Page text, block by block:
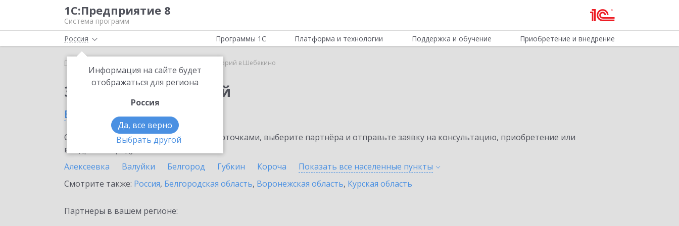
1С:Предприятие 8
Система программ
Россия
Информация на сайте будет
отображаться для региона
Россия
Да, все верно
Выбрать другой
Программы 1С Платформа и технологии Поддержка и обучение Приобретение и внедрение
Главная 1С:Лекторий в Шебекино
Заказать 1С:Лекторий
в Шебекино
Ознакомьтесь с информационными карточками, выберите партнёра и отправьте заявку на консультацию, приобретение или
внедрение продукта.
Алексеевка
Валуйки Белгород Губкин Короча Показать все населенные пункты
Смотрите также: Россия, Белгородская область, Воронежская область, Курская область
Партнеры в вашем регионе: